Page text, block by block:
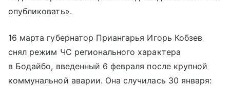
опубликовать».
16 марта губернатор Приангарья Игорь Кобзев
снял режим ЧС регионального характера
в Бодайбо, введенный 6 февраля после крупной
коммунальной аварии. Она случилась 30 января: